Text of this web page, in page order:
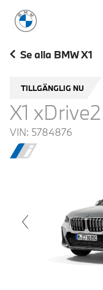
BMW Sverige
Se alla BMW X1
TILLGÄNGLIG NU
X1
VIN: 5784876